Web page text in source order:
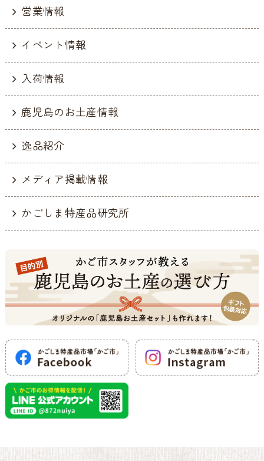
営業情報
イベント情報
入荷情報
鹿児島のお土産情報
逸品紹介
メディア掲載情報
かごしま特産品研究所